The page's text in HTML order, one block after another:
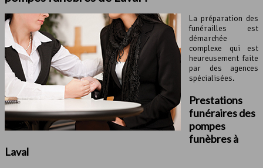
La préparation des
funérailles est
démarchée
complexe qui est
heureusement faite
par des agences
spécialisées.
Prestations
funéraires des
pompes
funèbres à
Laval